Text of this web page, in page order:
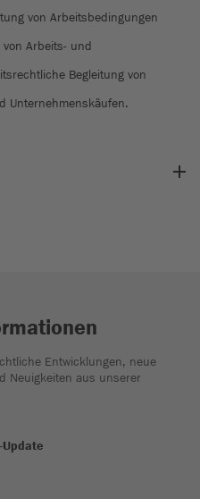
von Arbeitsbedingungen
Arbeits- und
Begleitung von
Unternehmenskäufen.
Entwicklungen, neue
Neuigkeiten aus unserer
Update